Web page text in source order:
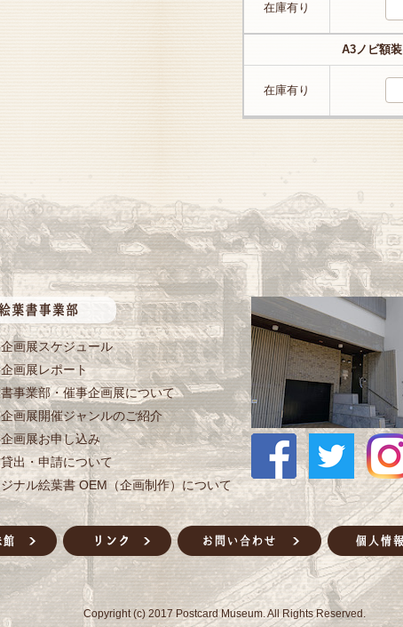
在庫有り
A3ノビ額装
在庫有り
画展スケジュール
画展レポート
事業部・催事企画展について
画展開催ジャンルのご紹介
画展お申し込み
出・申請について
ナル絵葉書 OEM（企画制作）について
Copyright (c) 2017 Postcard Museum. All Rights Reserved.